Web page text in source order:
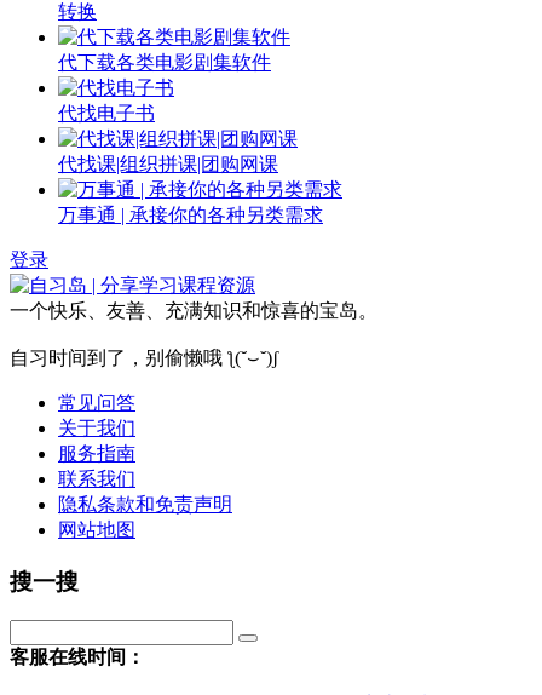
转换
代下载各类电影剧集软件
代找电子书
代找课|组织拼课|团购网课
万事通 | 承接你的各种另类需求
登录
一个快乐、友善、充满知识和惊喜的宝岛。
自习时间到了，别偷懒哦 ƪ(˘⌣˘)ʃ
常见问答
关于我们
服务指南
联系我们
隐私条款和免责声明
网站地图
搜一搜
客服在线时间：